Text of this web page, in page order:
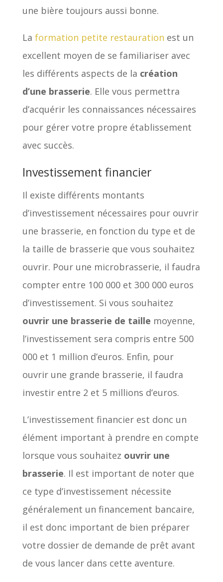
une bière toujours aussi bonne.
La formation petite restauration est un
excellent moyen de se familiariser avec
les différents aspects de la création
d’une brasserie. Elle vous permettra
d’acquérir les connaissances nécessaires
pour gérer votre propre établissement
avec succès.
Investissement financier
Il existe différents montants
d’investissement nécessaires pour ouvrir
une brasserie, en fonction du type et de
la taille de brasserie que vous souhaitez
ouvrir. Pour une microbrasserie, il faudra
compter entre 100 000 et 300 000 euros
d’investissement. Si vous souhaitez
ouvrir une brasserie de taille moyenne,
l’investissement sera compris entre 500
000 et 1 million d’euros. Enfin, pour
ouvrir une grande brasserie, il faudra
investir entre 2 et 5 millions d’euros.
L’investissement financier est donc un
élément important à prendre en compte
lorsque vous souhaitez ouvrir une
brasserie. Il est important de noter que
ce type d’investissement nécessite
généralement un financement bancaire,
il est donc important de bien préparer
votre dossier de demande de prêt avant
de vous lancer dans cette aventure.